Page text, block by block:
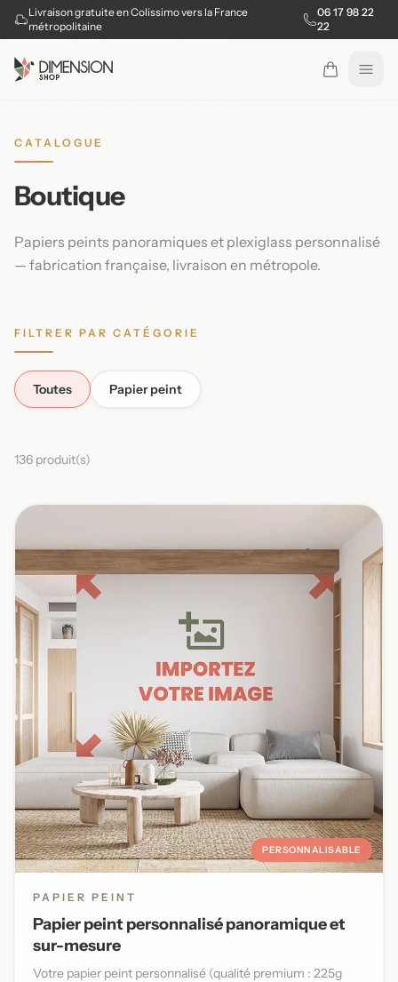
Livraison gratuite en Colissimo vers la France
métropolitaine
06 17 98 22
22
CATALOGUE
Boutique
Papiers peints panoramiques et plexiglass personnalisé
— fabrication française, livraison en métropole.
FILTRER PAR CATÉGORIE
Toutes Papier peint
136 produit(s)
PERSONNALISABLE
PAPIER PEINT
Papier peint personnalisé panoramique et
sur-mesure
Votre papier peint personnalisé (qualité premium : 225g